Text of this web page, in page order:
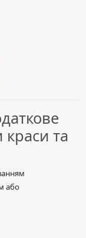
та
або